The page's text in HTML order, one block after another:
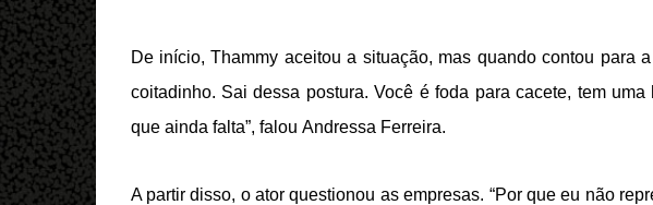
De início, Thammy aceitou a situação, mas quando contou para
coitadinho. Sai dessa postura. Você é foda para cacete, tem
que ainda falta”, falou Andressa Ferreira.
A partir disso, o ator questionou as empresas. “Por que eu não